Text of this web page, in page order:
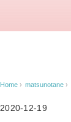
Home › matsunotane ›
2020-12-19